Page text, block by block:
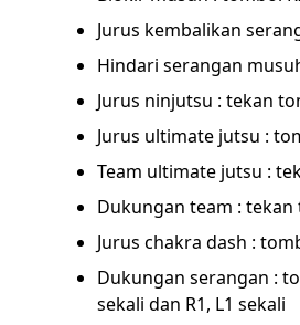
Jurus kembalikan
Hindari serangan
Jurus ninjutsu : tekan
Jurus ultimate jutsu :
Team ultimate jutsu :
Dukungan team : tekan
Jurus chakra dash :
Dukungan serangan :
sekali dan R1, L1 sekali